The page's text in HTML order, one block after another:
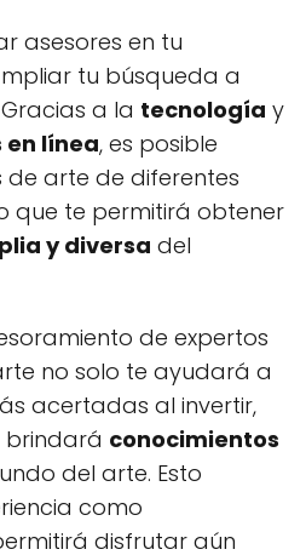
asesores en tu
tu búsqueda a
a la tecnología y
línea, es posible
arte de diferentes
que te permitirá obtener
y diversa del
de expertos
no solo te ayudará a
acertadas al invertir,
brindará conocimientos
del arte. Esto
como
disfrutar aún